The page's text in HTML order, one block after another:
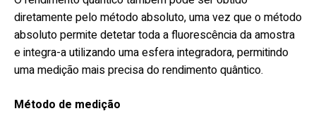
diretamente pelo método absoluto, uma vez que o método
absoluto permite detetar toda a fluorescência da amostra
e integra-a utilizando uma esfera integradora, permitindo
uma medição mais precisa do rendimento quântico.
Método de medição